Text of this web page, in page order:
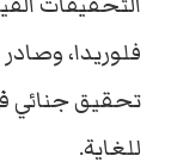
فلوريدا،
تحقيق جنائي
للغاية.